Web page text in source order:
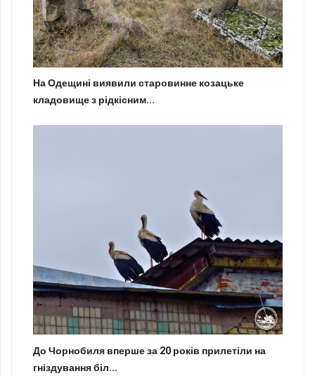
На Одещині виявили старовинне козацьке
кладовище з рідкісним...
До Чорнобиля вперше за 20 років прилетіли на
гніздування біл...